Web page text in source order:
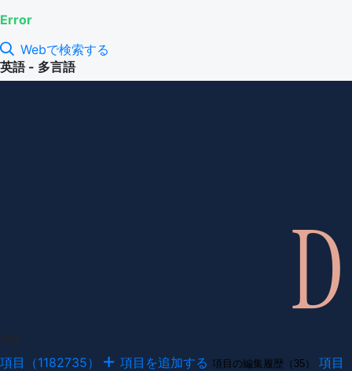
Error
Webで検索する
英語 - 多言語
項目（1182735） 項目を追加する 項目の編集履歴（35）
項目